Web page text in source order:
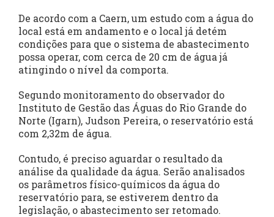
De acordo com a Caern, um estudo com a água do
local está em andamento e o local já detém
condições para que o sistema de abastecimento
possa operar, com cerca de 20 cm de água já
atingindo o nível da comporta.
Segundo monitoramento do observador do
Instituto de Gestão das Águas do Rio Grande do
Norte (Igarn), Judson Pereira, o reservatório está
com 2,32m de água.
Contudo, é preciso aguardar o resultado da
análise da qualidade da água. Serão analisados
os parâmetros físico-químicos da água do
reservatório para, se estiverem dentro da
legislação, o abastecimento ser retomado.